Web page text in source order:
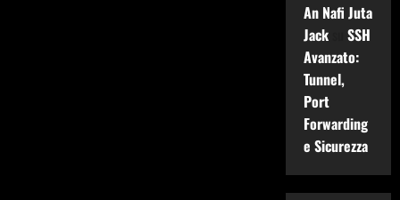
An Nafi Juta
Jacksu SSH
Avanzato:
Tunnel,
Port
Forwarding
e Sicurezza